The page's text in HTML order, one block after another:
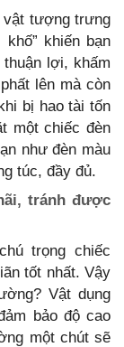
vật tượng trưng
khiến bạn
lợi, khấm
lên mà còn
bị hao tài tốn
một chiếc đèn
như đèn màu
túc, đầy đủ.
tránh được
trọng chiếc
tốt nhất. Vậy
Vật dụng
bảo độ cao
một chút sẽ